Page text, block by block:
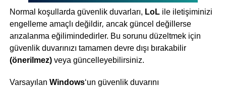
Normal koşullarda güvenlik duvarları, LoLile iletişiminizi
engelleme amaçlı değildir, ancak güncel değillerse
arızalanma eğilimindedirler. Bu sorunu düzeltmek için
güvenlik duvarınızı tamamen devre dışı bırakabilir
(önerilmez)veya güncelleyebilirsiniz.
Varsayılan Windows‘un güvenlik duvarını